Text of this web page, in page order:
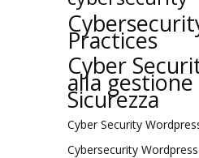
Practices
Cyber
alla
Sicurezza
Cyber Security
Cybersecurity